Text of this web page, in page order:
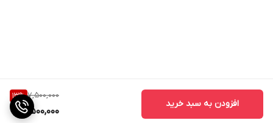
7,500,000
13%
6,500,000
افزودن به سبد خرید